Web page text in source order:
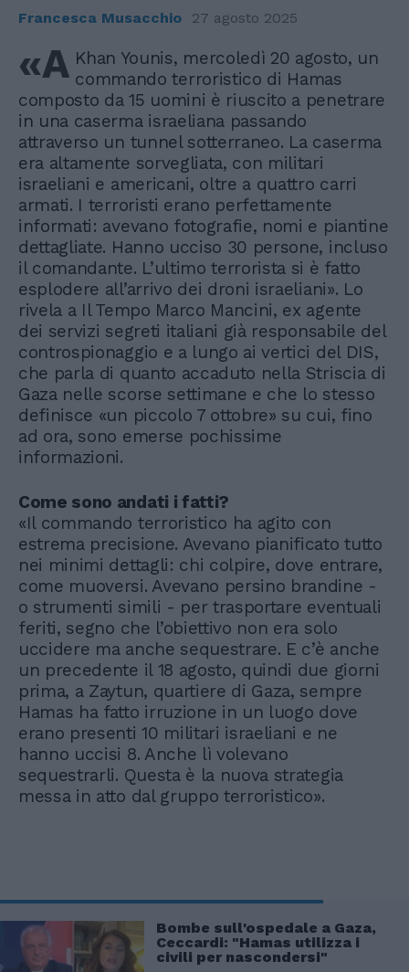
Francesca Musacchio 27 agosto 2025
«A Khan Younis, mercoledì 20 agosto, un
commando terroristico di Hamas
composto da 15 uomini è riuscito a penetrare
in una caserma israeliana passando
attraverso un tunnel sotterraneo. La caserma
era altamente sorvegliata, con militari
israeliani e americani, oltre a quattro carri
armati. I terroristi erano perfettamente
informati: avevano fotografie, nomi e piantine
dettagliate. Hanno ucciso 30 persone, incluso
il comandante. L’ultimo terrorista si è fatto
esplodere all’arrivo dei droni israeliani». Lo
rivela a Il Tempo Marco Mancini, ex agente
dei servizi segreti italiani già responsabile del
controspionaggio e a lungo ai vertici del DIS,
che parla di quanto accaduto nella Striscia di
Gaza nelle scorse settimane e che lo stesso
definisce «un piccolo 7 ottobre» su cui, fino
ad ora, sono emerse pochissime
informazioni.
Come sono andati i fatti?
«Il commando terroristico ha agito con
estrema precisione. Avevano pianificato tutto
nei minimi dettagli: chi colpire, dove entrare,
come muoversi. Avevano persino brandine -
o strumenti simili - per trasportare eventuali
feriti, segno che l’obiettivo non era solo
uccidere ma anche sequestrare. E c’è anche
un precedente il 18 agosto, quindi due giorni
prima, a Zaytun, quartiere di Gaza, sempre
Hamas ha fatto irruzione in un luogo dove
erano presenti 10 militari israeliani e ne
hanno uccisi 8. Anche lì volevano
sequestrarli. Questa è la nuova strategia
messa in atto dal gruppo terroristico».
Bombe sull'ospedale a Gaza,
Ceccardi: "Hamas utilizza i
civili per nascondersi"